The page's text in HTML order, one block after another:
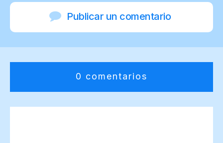
Publicar un comentario
0 comentarios